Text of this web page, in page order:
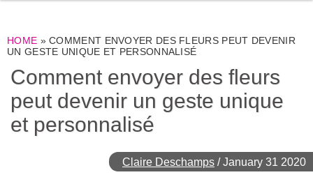
HOME »COMMENT ENVOYER DES FLEURS PEUT DEVENIR
UN GESTE UNIQUE ET PERSONNALISÉ
Comment envoyer des fleurs
peut devenir un geste unique
et personnalisé
Claire Deschamps /January 31 2020